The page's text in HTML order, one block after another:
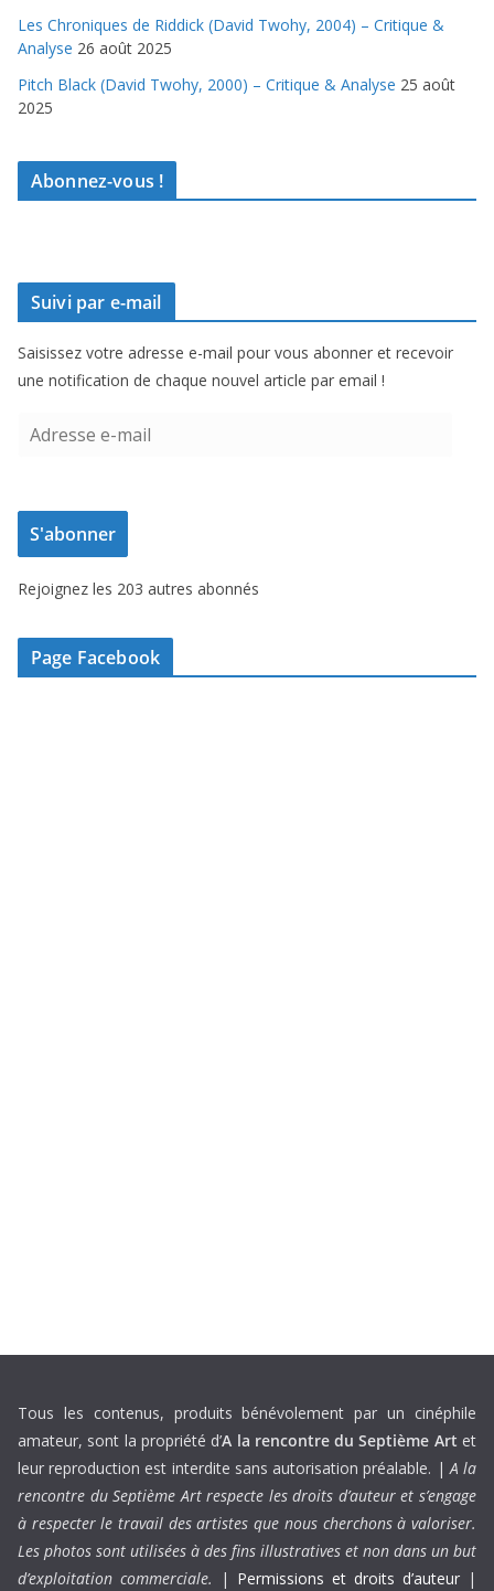
Les Chroniques de Riddick (David Twohy, 2004) – Critique &
Analyse 26 août 2025
Pitch Black (David Twohy, 2000) – Critique & Analyse 25 août
2025
Abonnez-vous !
Suivi par e-mail
Saisissez votre adresse e-mail pour vous abonner et recevoir
une notification de chaque nouvel article par email !
e
s
e
-
m
S'abonner
Rejoignez les 203 autres abonnés
Page Facebook
Tous les contenus, produits bénévolement par un cinéphile
amateur, sont la propriété d’A la rencontre du Septième Art et
leur reproduction est interdite sans autorisation préalable. |A la
rencontre du Septième Art respecte les droits d’auteur et s’engage
à respecter le travail des artistes que nous cherchons à valoriser.
Les photos sont utilisées à des fins illustratives et non dans un but
d’exploitation commerciale.
| Permissions et droits d’auteur |